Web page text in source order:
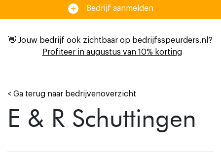
Bedrijf aanmelden
👋 Jouw bedrijf ook zichtbaar op bedrijfsspeurders.nl?
Profiteer in augustus van 10% korting
< Ga terug naar bedrijvenoverzicht
E & R Schuttingen